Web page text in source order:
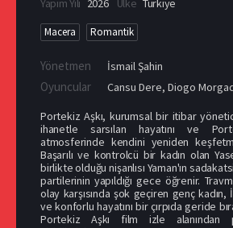
Macera Romantik
Yönetmen İsmail Şahin
Oyuncular Cansu Dere, Diogo
Portekiz Aşkı, kurumsal bir itibar
ihanetle sarsılan hayatını ve
atmosferinde kendini yeniden
Başarılı ve kontrolcü bir kadın olan
birlikte olduğu nişanlısı Yaman'ın
partilerinin yapıldığı gece öğrenir.
olay karşısında şok geçiren genç
ve konforlu hayatını bir çırpıda geride
Portekiz Aşkı film izle alanından